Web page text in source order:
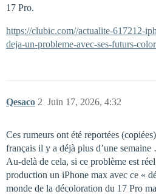
17 Pro.
https://clubic.com//actualite-617212-
deja-un-probleme-avec-ses-futurs-
Qesaco Juin 17, 2026, 4:32
2
Ces rumeurs ont été reportées
français il y a déjà plus d’une
Au-delà de cela, si ce problème est
production un iPhone max avec ce «
monde de la décoloration du 17 Pro